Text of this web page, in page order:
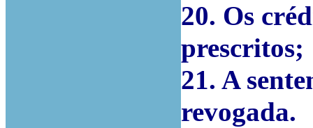
20. Os
prescritos;
21. A
revogada.